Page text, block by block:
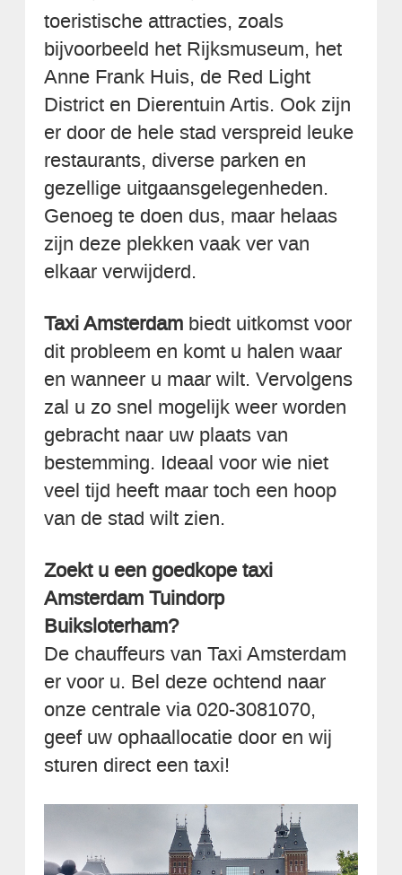
toeristische attracties, zoals
bijvoorbeeld het Rijksmuseum, het
Anne Frank Huis, de Red Light
District en Dierentuin Artis. Ook zijn
er door de hele stad verspreid leuke
restaurants, diverse parken en
gezellige uitgaansgelegenheden.
Genoeg te doen dus, maar helaas
zijn deze plekken vaak ver van
elkaar verwijderd.
Taxi Amsterdam biedt uitkomst voor
dit probleem en komt u halen waar
en wanneer u maar wilt. Vervolgens
zal u zo snel mogelijk weer worden
gebracht naar uw plaats van
bestemming. Ideaal voor wie niet
veel tijd heeft maar toch een hoop
van de stad wilt zien.
Zoekt u een goedkope taxi
Amsterdam Tuindorp
Buiksloterham?
De chauffeurs van Taxi Amsterdam
er voor u. Bel deze ochtend naar
onze centrale via 020-3081070,
geef uw ophaallocatie door en wij
sturen direct een taxi!